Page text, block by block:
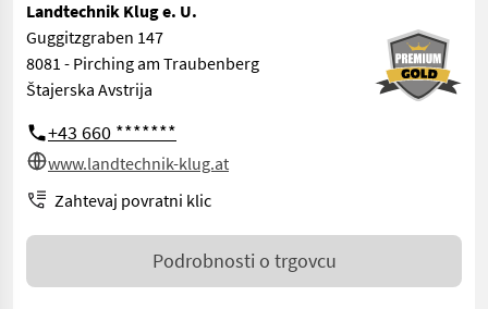
Landtechnik Klug e. U.
Guggitzgraben 147
8081 - Pirching am Traubenberg
Štajerska Avstrija
+43 660 *******
www.landtechnik-klug.at
Zahtevaj povratni klic
Podrobnosti o trgovcu